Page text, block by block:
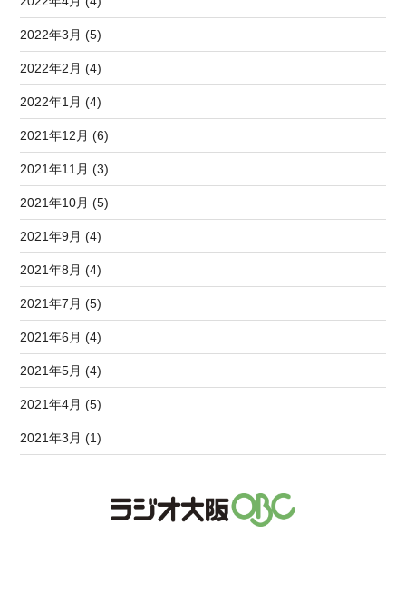
2022年3月 (5)
2022年2月 (4)
2022年1月 (4)
2021年12月 (6)
2021年11月 (3)
2021年10月 (5)
2021年9月 (4)
2021年8月 (4)
2021年7月 (5)
2021年6月 (4)
2021年5月 (4)
2021年4月 (5)
2021年3月 (1)